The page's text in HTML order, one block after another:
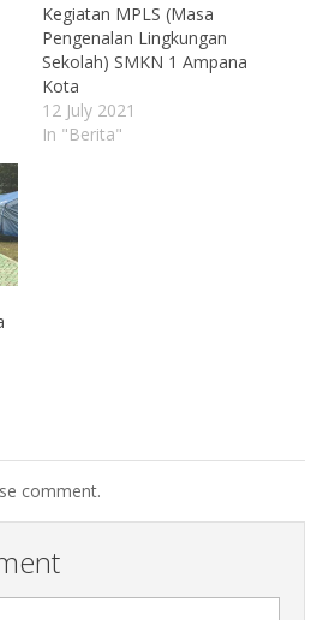
Kegiatan MPLS (Masa
Pengenalan Lingkungan
Sekolah) SMKN 1 Ampana
Kota
12 July 2021
In "Berita"
comment.